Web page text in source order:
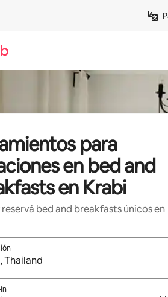
para
en bed and
en Krabi
reservá bed and breakfasts únicos en
los resultados estén disponibles,